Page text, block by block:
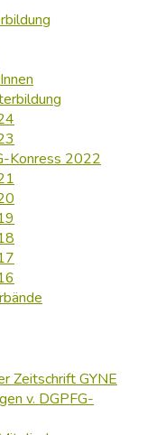
Konress 2022
Zeitschrift GYNE
v. DGPFG-